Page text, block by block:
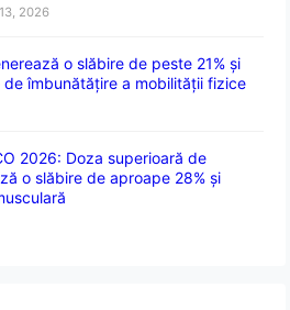
2026
o slăbire de peste 21% și
îmbunătățire a mobilității fizice
2026: Doza superioară de
o slăbire de aproape 28% și